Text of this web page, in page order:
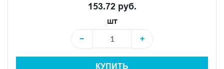
153.72 руб.
шт
−
+
КУПИТЬ